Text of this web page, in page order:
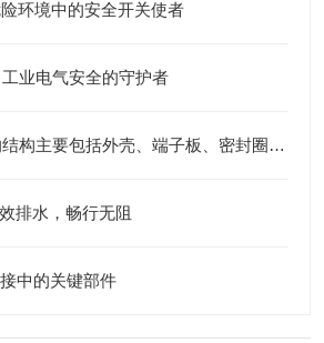
环境中的安全开关使者
业电气安全的守护者
GUA 防爆接线盒的结构主要包括外壳、端子板、密封圈、接线孔等部分
排水，畅行无阻
中的关键部件